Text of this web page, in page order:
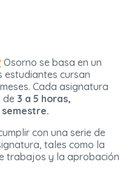
Osorno se basa en un
estudiantes cursan
Cada asignatura
de 3 a 5 horas,
con una serie de
tales como la
trabajos y la aprobación